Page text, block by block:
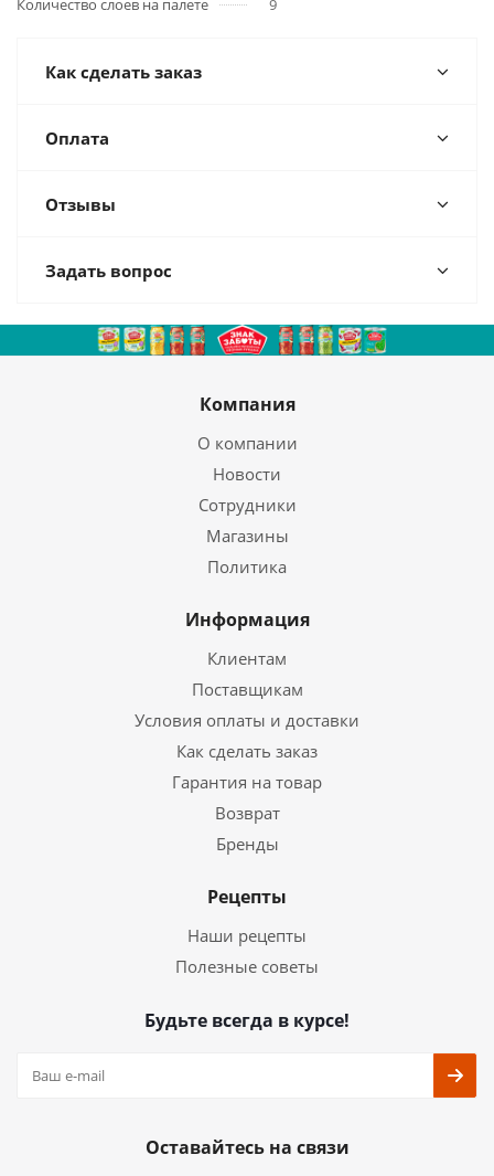
Количество слоев на палете
9
Как сделать заказ
Оплата
Отзывы
Задать вопрос
Компания
О компании
Новости
Сотрудники
Магазины
Политика
Информация
Клиентам
Поставщикам
Условия оплаты и доставки
Как сделать заказ
Гарантия на товар
Возврат
Бренды
Рецепты
Наши рецепты
Полезные советы
Будьте всегда в курсе!
Оставайтесь на связи